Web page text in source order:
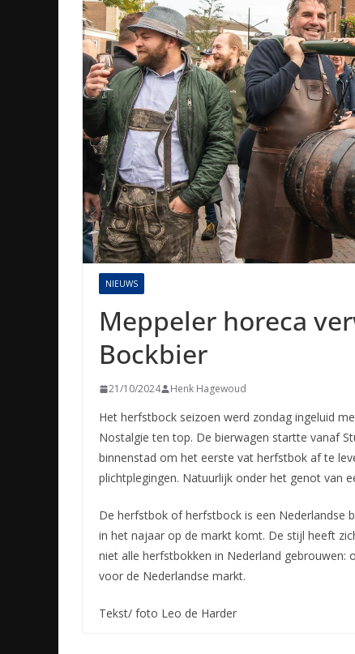
NIEUWS
Meppeler horeca
Bockbier
21/10/2024 Henk Hagewoud
Het herfstbock seizoen werd zondag ingeluid
Nostalgie ten top. De bierwagen startte vanaf
binnenstad om het eerste vat herfstbok af te
plichtplegingen. Natuurlijk onder het genot van
De herfstbok of herfstbock is een Nederlandse
in het najaar op de markt komt. De stijl heeft
niet alle herfstbokken in Nederland gebrouwen:
voor de Nederlandse markt.
Tekst/ foto Leo de Harder